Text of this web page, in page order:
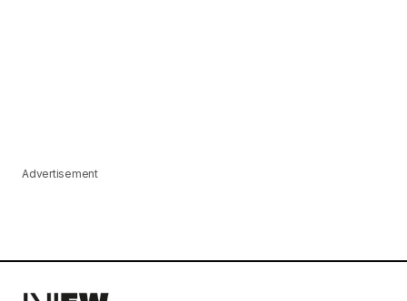
Advertisement